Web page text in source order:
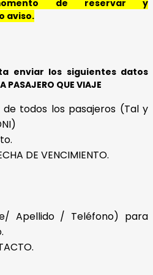
de reservar y
enviar los siguientes datos
QUE VIAJE
todos los pasajeros (Tal y
DE VENCIMIENTO.
Apellido / Teléfono) para